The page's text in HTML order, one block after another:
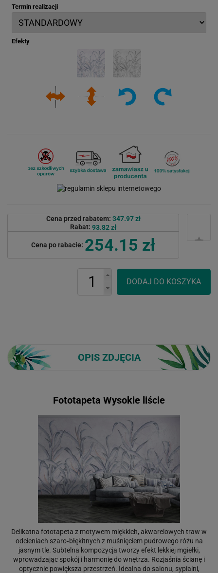
Termin realizacji
Efekty
Cena przed rabatem: 347.97 zł
Rabat: 93.82 zł
Cena po rabacie: 254.15 zł
OPIS ZDJĘCIA
Fototapeta Wysokie liście
Delikatna fototapeta z motywem miękkich, akwarelowych traw w
odcieniach szaro‑błękitnych z muśnięciem pudrowego różu na
jasnym tle. Subtelna kompozycja tworzy efekt lekkiej mgiełki,
wprowadzając spokój i harmonię do wnętrza. Rozjaśnia ścianę i
optycznie powiększa przestrzeń. Idealna do salonu, sypialni,